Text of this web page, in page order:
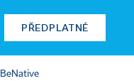
PŘEDPLATNÉ
BeNative